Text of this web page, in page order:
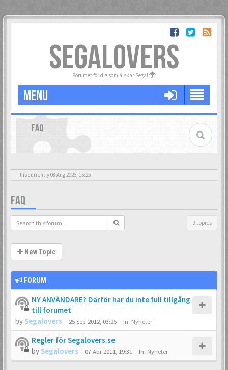
SEGALOVERS
Forumet för dig som älskar Sega!
MENU
FAQ
It is currently 08 Aug 2026, 15:25
FAQ
9 topics
New Topic
FORUM
NY ANVÄNDARE? Därför har du inte full tillgång
till forumet
by Segalovers - 25 Sep 2012, 03:25 - In: Nyheter
Regler för Segalovers.se
by Segalovers - 07 Apr 2011, 19:31 - In: Nyheter